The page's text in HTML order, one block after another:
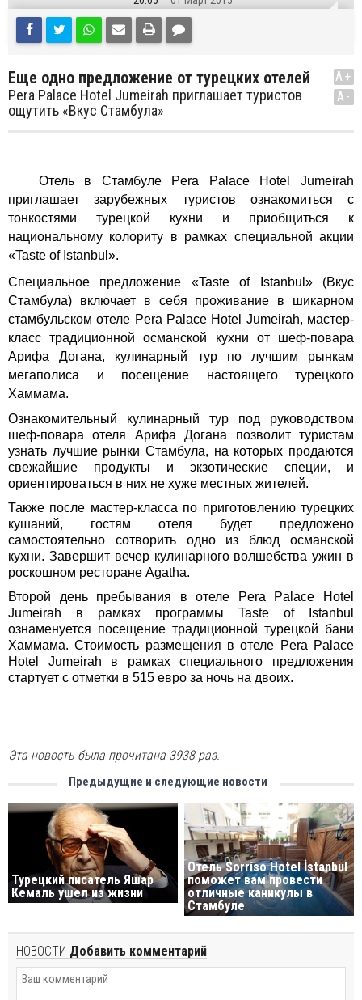
Еще одно предложение от турецких отелей
Pera Palace Hotel Jumeirah приглашает туристов
ощутить «Вкус Стамбула»
A+
A-
Отель в Стамбуле Pera Palace Hotel Jumeirah
приглашает зарубежных туристов ознакомиться с
тонкостями турецкой кухни и приобщиться к
национальному колориту в рамках специальной акции
«Taste of Istanbul».
Специальное предложение «Taste of Istanbul» (Вкус
Стамбула) включает в себя проживание в шикарном
стамбульском отеле Pera Palace Hotel Jumeirah, мастер-
класс традиционной османской кухни от шеф-повара
Арифа Догана, кулинарный тур по лучшим рынкам
мегаполиса и посещение настоящего турецкого
Хаммама.
Ознакомительный кулинарный тур под руководством
шеф-повара отеля Арифа Догана позволит туристам
узнать лучшие рынки Стамбула, на которых продаются
свежайшие продукты и экзотические специи, и
ориентироваться в них не хуже местных жителей.
Также после мастер-класса по приготовлению турецких
кушаний, гостям отеля будет предложено
самостоятельно сотворить одно из блюд османской
кухни. Завершит вечер кулинарного волшебства ужин в
роскошном ресторане Agatha.
Второй день пребывания в отеле Pera Palace Hotel
Jumeirah в рамках программы Taste of Istanbul
ознаменуется посещение традиционной турецкой бани
Хаммама. Стоимость размещения в отеле Pera Palace
Hotel Jumeirah в рамках специального предложения
стартует с отметки в 515 евро за ночь на двоих.
Эта новость была прочитана 3938 раз.
Предыдущие и следующие новости
Турецкий писатель Яшар
Кемаль ушел из жизни
Отель Sorriso Hotel İstanbul
поможет вам провести
отличные каникулы в
Стамбуле
НОВОСТИ Добавить комментарий